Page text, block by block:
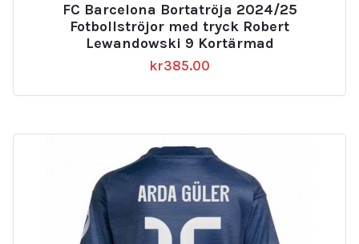
FC Barcelona Bortatröja 2024/25
Fotbollströjor med tryck Robert
Lewandowski 9 Kortärmad
kr385.00